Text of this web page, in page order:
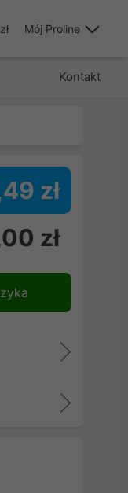
Mój Proline
Kontakt
zł
zł